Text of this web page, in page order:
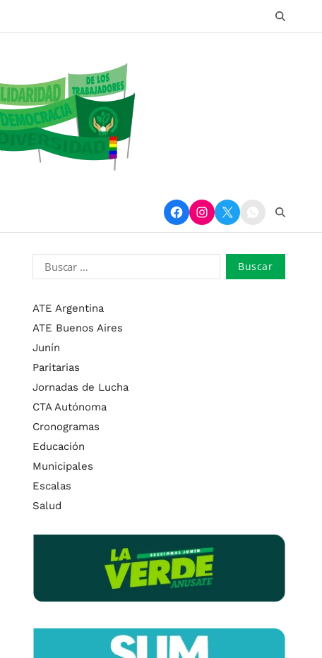
ATE Argentina
ATE Buenos Aires
Junín
Paritarias
Jornadas de Lucha
CTA Autónoma
Cronogramas
Educación
Municipales
Escalas
Salud